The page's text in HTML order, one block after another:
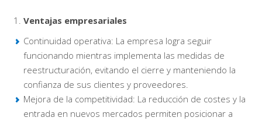
Ventajas empresariales
Continuidad operativa: La empresa logra seguir
funcionando mientras implementa las medidas de
reestructuración, evitando el cierre y manteniendo la
confianza de sus clientes y proveedores.
Mejora de la competitividad: La reducción de costes y la
entrada en nuevos mercados permiten posicionar a